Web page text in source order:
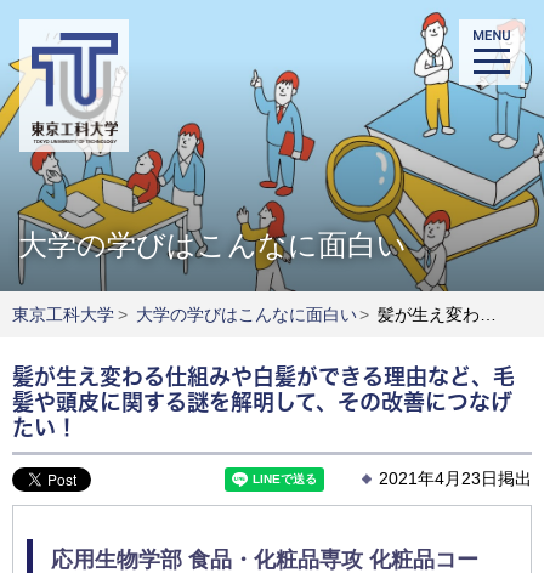
大学の学びはこんなに面白い
東京工科大学> 大学の学びはこんなに面白い> 髪が生え変わる仕組みや白髪ができる理由など、毛髪や頭皮に関する謎を解明して、その改善につなげたい！
髪が生え変わる仕組みや白髪ができる理由など、毛
髪や頭皮に関する謎を解明して、その改善につなげ
たい！
2021年4月23日掲出
応用生物学部 食品・化粧品専攻 化粧品コー